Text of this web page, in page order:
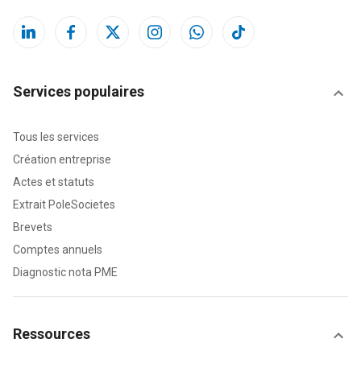
Services populaires
Tous les services
Création entreprise
Actes et statuts
Extrait PoleSocietes
Brevets
Comptes annuels
Diagnostic nota PME
Ressources